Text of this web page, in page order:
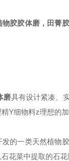
物胶胶体磨 ，田菁
磨具有设计紧凑、
Υ细物料z理想的加
的一类天然植物
花菜中提取的石